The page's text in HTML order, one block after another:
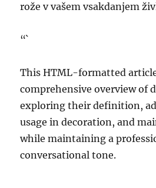
rože v vašem vsakdanjem
“`
This HTML-formatted
comprehensive overview of
exploring their definition,
usage in decoration, and
while maintaining a
conversational tone.